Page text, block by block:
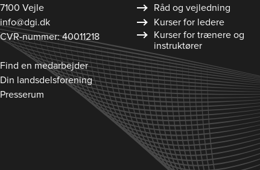
7100 Vejle
info@dgi.dk
CVR-nummer: 40011218
Find en medarbejder
Din landsdelsforening
Presserum
Råd og vejledning
Kurser for ledere
Kurser for trænere og
instruktører